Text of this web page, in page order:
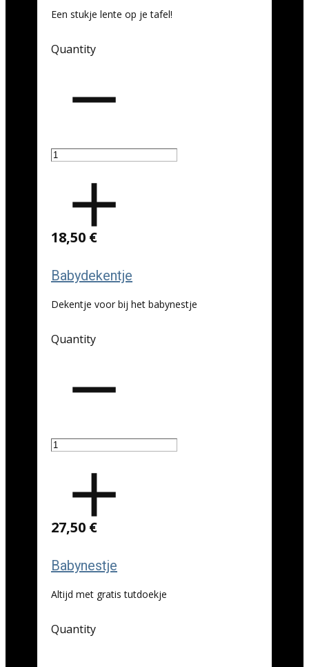
Een stukje lente op je tafel!
Quantity
18,50 €
Babydekentje
Dekentje voor bij het babynestje
Quantity
27,50 €
Babynestje
Altijd met gratis tutdoekje
Quantity